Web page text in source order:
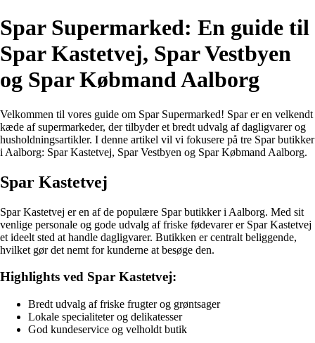
Spar Supermarked: En guide til
Spar Kastetvej, Spar Vestbyen
og Spar Købmand Aalborg
Velkommen til vores guide om Spar Supermarked! Spar er en velkendt
kæde af supermarkeder, der tilbyder et bredt udvalg af dagligvarer og
husholdningsartikler. I denne artikel vil vi fokusere på tre Spar butikker
i Aalborg: Spar Kastetvej, Spar Vestbyen og Spar Købmand Aalborg.
Spar Kastetvej
Spar Kastetvej er en af de populære Spar butikker i Aalborg. Med sit
venlige personale og gode udvalg af friske fødevarer er Spar Kastetvej
et ideelt sted at handle dagligvarer. Butikken er centralt beliggende,
hvilket gør det nemt for kunderne at besøge den.
Highlights ved Spar Kastetvej:
Bredt udvalg af friske frugter og grøntsager
Lokale specialiteter og delikatesser
God kundeservice og velholdt butik